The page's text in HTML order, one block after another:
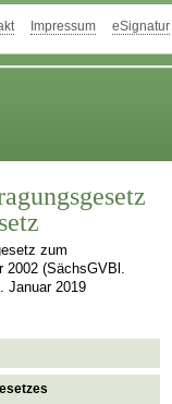
Impressum eSignatur
zum
2002 (SächsGVBl.
Januar 2019